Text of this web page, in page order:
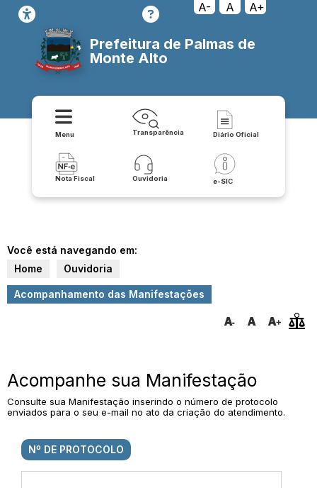
A- A A+
Prefeitura de Palmas de
Monte Alto
Menu Transparência Diário Oficial
Nota Fiscal Ouvidoria e-SIC
Você está navegando em:
Home
Ouvidoria
Acompanhamento das Manifestações
Acompanhe sua Manifestação
Consulte sua Manifestação inserindo o número de protocolo
enviados para o seu e-mail no ato da criação do atendimento.
Nº DE PROTOCOLO